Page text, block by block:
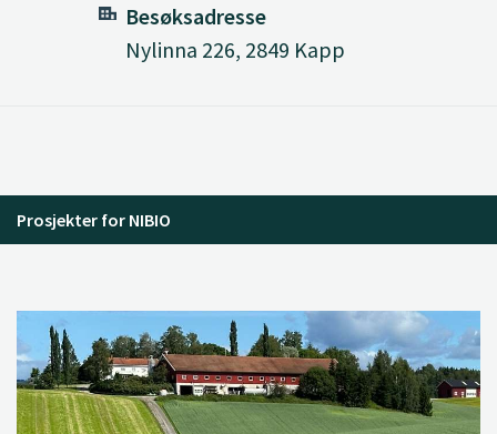
Besøksadresse
Nylinna 226, 2849 Kapp
Prosjekter for NIBIO